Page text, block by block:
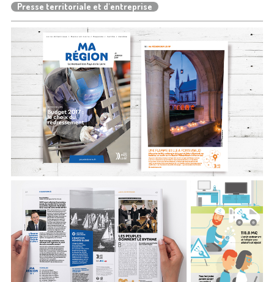
Presse territoriale et d'entreprise